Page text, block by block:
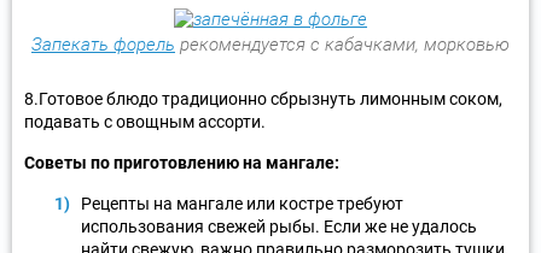
Запекать форель рекомендуется с кабачками, морковью
8.Готовое блюдо традиционно сбрызнуть лимонным соком,
подавать с овощным ассорти.
Советы по приготовлению на мангале:
Рецепты на мангале или костре требуют
использования свежей рыбы. Если же не удалось
найти свежую, важно правильно разморозить тушки,